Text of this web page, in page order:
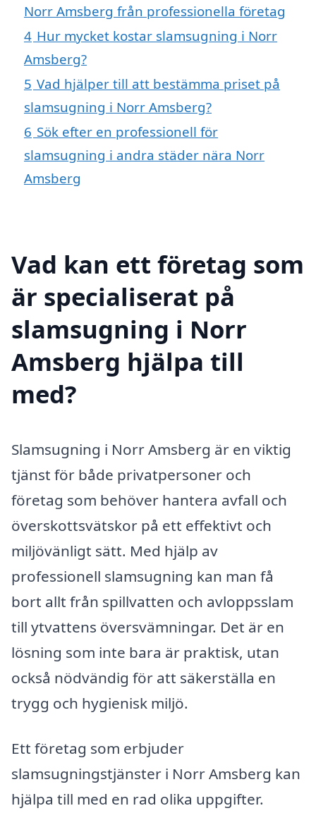
Norr Amsberg från professionella företag
4 Hur mycket kostar slamsugning i Norr
Amsberg?
5 Vad hjälper till att bestämma priset på
slamsugning i Norr Amsberg?
6 Sök efter en professionell för
slamsugning i andra städer nära Norr
Amsberg
Vad kan ett företag som
är specialiserat på
slamsugning i Norr
Amsberg hjälpa till
med?
Slamsugning i Norr Amsberg är en viktig
tjänst för både privatpersoner och
företag som behöver hantera avfall och
överskottsvätskor på ett effektivt och
miljövänligt sätt. Med hjälp av
professionell slamsugning kan man få
bort allt från spillvatten och avloppsslam
till ytvattens översvämningar. Det är en
lösning som inte bara är praktisk, utan
också nödvändig för att säkerställa en
trygg och hygienisk miljö.
Ett företag som erbjuder
slamsugningstjänster i Norr Amsberg kan
hjälpa till med en rad olika uppgifter.